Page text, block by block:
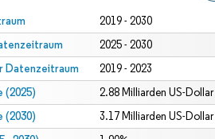
2019 - 2030
2025 - 2030
Datenzeitraum 2019 - 2023
(2025) 2.88 Milliarden US-Dollar
(2030) 3.17 Milliarden US-Dollar